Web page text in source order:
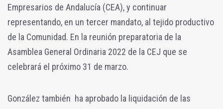
Empresarios de Andalucía (CEA), y continuar
representando, en un tercer mandato, al tejido productivo
de la Comunidad. En la reunión preparatoria de la
Asamblea General Ordinaria 2022 de la CEJ que se
celebrará el próximo 31 de marzo.
González también ha aprobado la liquidación de las